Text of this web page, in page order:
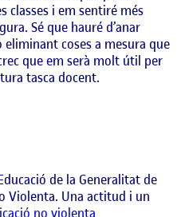
classes i em sentiré més
Sé que hauré d’anar
coses a mesura que
que em serà molt útil per
tasca docent.
de la Generalitat de
Violenta. Una actitud i un
no violenta